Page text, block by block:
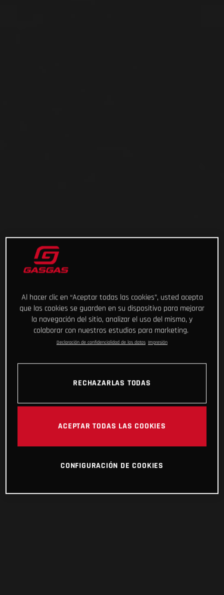
Al hacer clic en “Aceptar todas las cookies”, usted acepta
que las cookies se guarden en su dispositivo para mejorar
la navegación del sitio, analizar el uso del mismo, y
colaborar con nuestros estudios para marketing.
Declaración de confidencialidad de los datos Impresión
RECHAZARLAS TODAS
ACEPTAR TODAS LAS COOKIES
CONFIGURACIÓN DE COOKIES